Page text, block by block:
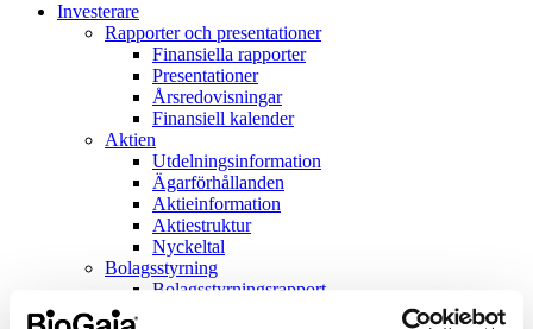
Investerare
Rapporter och presentationer
Finansiella rapporter
Presentationer
Årsredovisningar
Finansiell kalender
Aktien
Utdelningsinformation
Ägarförhållanden
Aktieinformation
Aktiestruktur
Nyckeltal
Bolagsstyrning
Bolagsstyrningsrapport